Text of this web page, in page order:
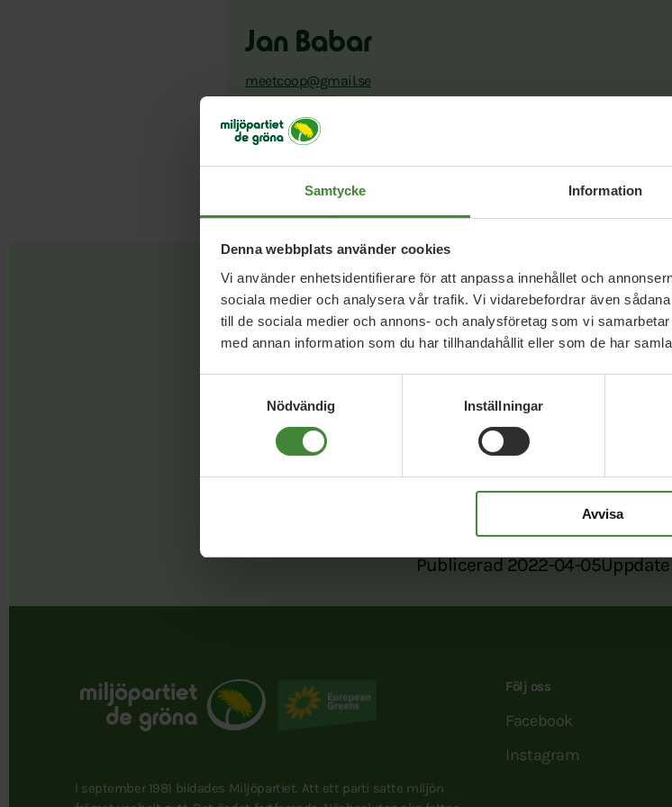
Samtycke Information
Denna webbplats använder cookies
Vi använder enhetsidentifierare för att anpassa innehållet och
sociala medier och analysera vår trafik. Vi vidarebefordrar även
till de sociala medier och annons- och analysföretag som vi
med annan information som du har tillhandahållit eller som de har
Nödvändig
Inställningar
Avvisa
Jan Babar
meetcoop@gmail.se
Dela denna sida och
Publicerad 2022-04-05
I september 1981 bildades Miljöpartiet. Att ett parti satte miljön
Följ oss
Facebook
Instagram